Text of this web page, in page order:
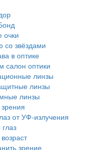
очки
со звёздами
в оптике
салон оптики
линзы
линзы
линзы
от УФ-излучения
зрение